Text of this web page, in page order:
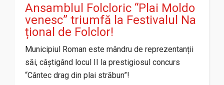
Ansamblul Folcloric “Plai Moldo
venesc” triumfă la Festivalul Na
țional de Folclor!
Municipiul Roman este mândru de reprezentanții
săi, câștigând locul II la prestigiosul concurs
“Cântec drag din plai străbun”!